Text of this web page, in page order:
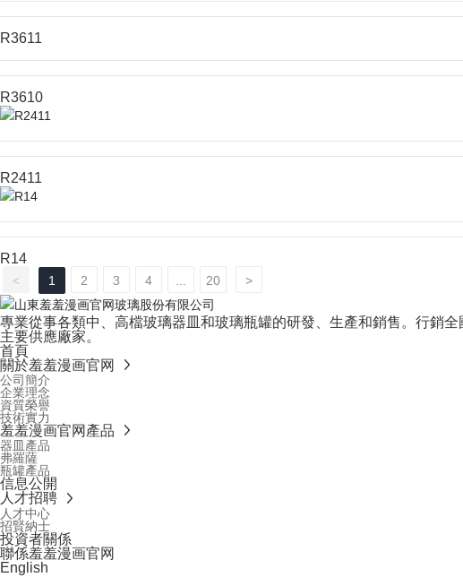
R3611
R3610
R2411
R14
< 1 2 3 4 20 >
專業從事各類中、高檔玻璃器皿和玻璃瓶罐的研發、生產和銷售。行銷全國
主要供應廠家。
首頁
關於羞羞漫画官网
公司簡介
企業理念
資質榮譽
技術實力
羞羞漫画官网產品
器皿產品
弗羅薩
瓶罐產品
信息公開
人才招聘
人才中心
招賢納士
投資者關係
聯係羞羞漫画官网
English